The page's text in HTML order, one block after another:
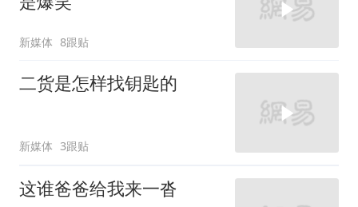
新媒体 8跟贴
二货是怎样找钥匙的
新媒体 3跟贴
这谁爸爸给我来一沓